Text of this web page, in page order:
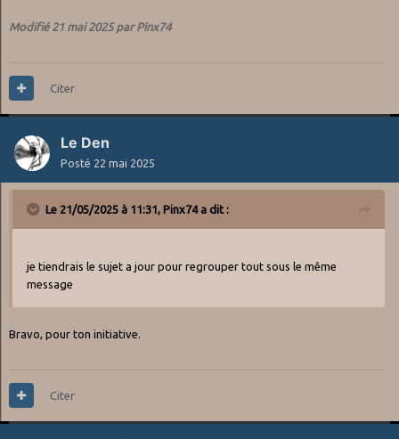
Modifié 21 mai 2025par Pinx74
Citer
Le Den
Posté 22 mai 2025
Le 21/05/2025 à 11:31, Pinx74a dit :
je tiendrais le sujet a jour pour regrouper tout sous le même
message
Bravo, pour ton initiative.
Citer